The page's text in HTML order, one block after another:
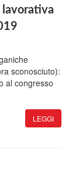
lavorativa
sconosciuto):
al congresso
LEGGI